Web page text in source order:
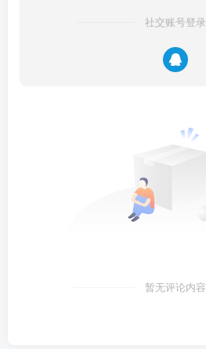
社交账号登录
暂无评论内容